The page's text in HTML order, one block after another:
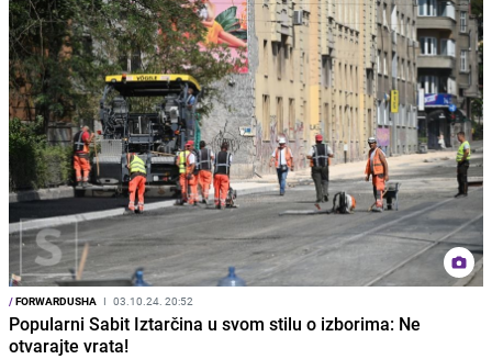
/FORWARDUSHA I 03.10.24. 20:52
Popularni Sabit Iztarčina u svom stilu o izborima: Ne
otvarajte vrata!